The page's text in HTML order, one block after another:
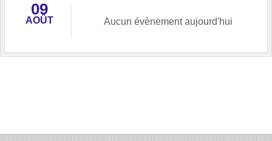
09
AOÛT Aucun évènement aujourd'hui